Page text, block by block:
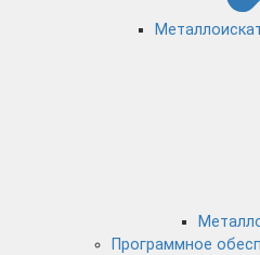
Программное